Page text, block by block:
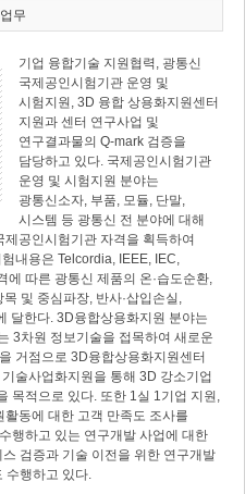
무
기업 융합기술 지원협력, 광통신
국제공인시험기관 운영 및
시험지원, 3D 융합 상용화지원센터
지원과 센터 연구사업 및
연구결과물의 Q-mark 검증을
담당하고 있다. 국제공인시험기관
운영 및 시험지원 분야는
광통신소자, 부품, 모듈, 단말,
시스템 등 광통신 전 분야에 대해
공인시험기관 자격을 획득하여
내용은 Telcordia, IEEE, IEC,
에 따른 광통신 제품의 온·습도순환,
및 중심파장, 반사·삽입손실,
달한다. 3D융합상용화지원 분야는
3차원 정보기술을 접목하여 새로운
거점으로 3D융합상용화지원센터
술사업화지원을 통해 3D 강소기업
목적으로 있다. 또한 1실 1기업 지원,
동에 대한 고객 만족도 조사를
행하고 있는 연구개발 사업에 대한
검증과 기술 이전을 위한 연구개발
수행하고 있다.